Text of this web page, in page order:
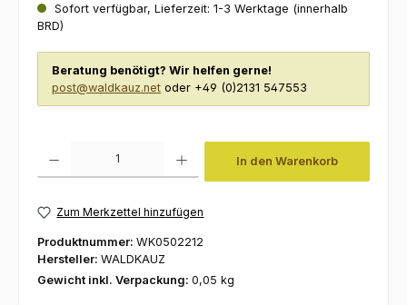
Sofort verfügbar, Lieferzeit: 1-3 Werktage (innerhalb
BRD)
Beratung benötigt? Wir helfen gerne!
post@waldkauz.net oder +49 (0)2131 547553
In den Warenkorb
Zum Merkzettel hinzufügen
Produktnummer: WK0502212
Hersteller: WALDKAUZ
Gewicht inkl. Verpackung: 0,05 kg